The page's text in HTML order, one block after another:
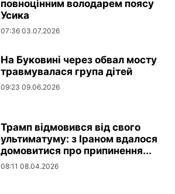
повноцінним володарем поясу
Усика
07:36 03.07.2026
На Буковині через обвал мосту
травмувалася група дітей
09:23 09.06.2026
Трамп відмовився від свого
ультиматуму: з Іраном вдалося
домовитися про припинення...
08:11 08.04.2026